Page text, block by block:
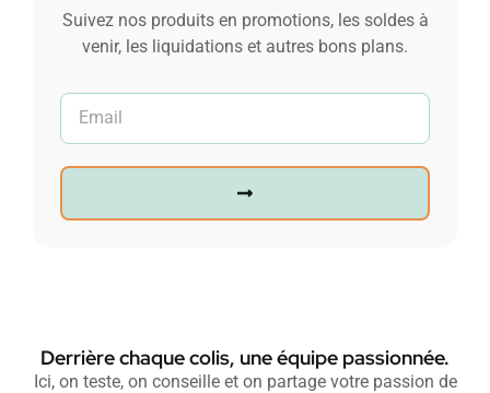
Suivez nos produits en promotions, les soldes à
venir, les liquidations et autres bons plans.
Derrière chaque colis, une équipe passionnée.
Ici, on teste, on conseille et on partage votre passion de